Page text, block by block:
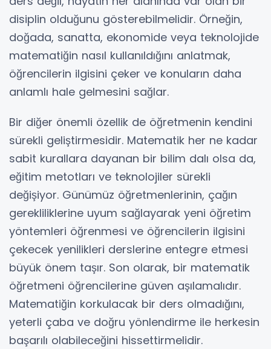
disiplin olduğunu gösterebilmelidir. Örneğin,
doğada, sanatta, ekonomide veya teknolojide
matematiğin nasıl kullanıldığını anlatmak,
öğrencilerin ilgisini çeker ve konuların daha
anlamlı hale gelmesini sağlar.
Bir diğer önemli özellik de öğretmenin kendini
sürekli geliştirmesidir. Matematik her ne kadar
sabit kurallara dayanan bir bilim dalı olsa da,
eğitim metotları ve teknolojiler sürekli
değişiyor. Günümüz öğretmenlerinin, çağın
gerekliliklerine uyum sağlayarak yeni öğretim
yöntemleri öğrenmesi ve öğrencilerin ilgisini
çekecek yenilikleri derslerine entegre etmesi
büyük önem taşır. Son olarak, bir matematik
öğretmeni öğrencilerine güven aşılamalıdır.
Matematiğin korkulacak bir ders olmadığını,
yeterli çaba ve doğru yönlendirme ile herkesin
başarılı olabileceğini hissettirmelidir.